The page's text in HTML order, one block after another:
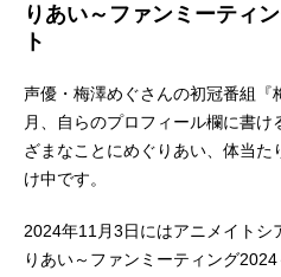
りあい～ファンミーティ
ト
声優・梅澤めぐさんの初冠番組『
月、自らのプロフィール欄に書け
ざまなことにめぐりあい、体当
け中です。
2024年11月3日にはアニメイトシ
りあい～ファンミーティング